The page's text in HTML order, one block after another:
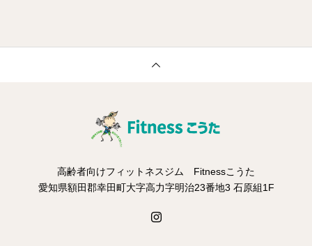
高齢者向けフィットネスジム Fitnessこうた
愛知県額田郡幸田町大字高力字明治23番地3 石原組1F